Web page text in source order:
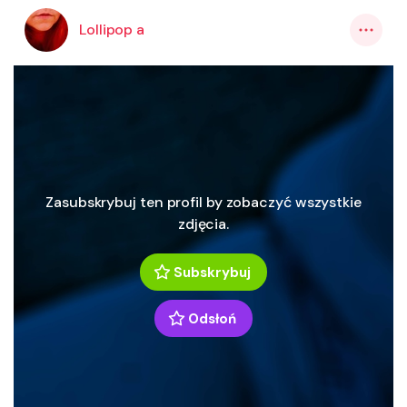
Lollipop a
Zasubskrybuj ten profil by zobaczyć wszystkie
zdjęcia.
Subskrybuj
Odsłoń